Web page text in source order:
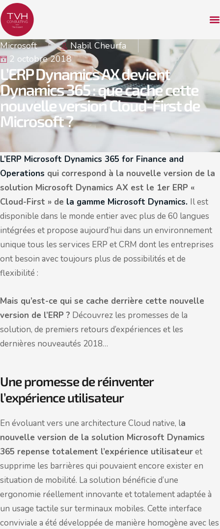
Microsoft
Nabil Cheurfa
2 octobre 2018
L’ERP Dynamics AX devient
Dynamics 365 : que cache cette
nouvelle version Cloud-First de
Microsoft ?
L’ERP Microsoft Dynamics 365 for Finance and
Operations qui correspond à la nouvelle version de la
solution Microsoft Dynamics AX est le 1er ERP «
Cloud-First » de la gamme Microsoft Dynamics. Il est
disponible dans le monde entier avec plus de 60 langues
intégrées et propose aujourd’hui dans un environnement
unique tous les services ERP et CRM dont les entreprises
ont besoin avec toujours plus de possibilités et de
flexibilité :
Mais qu’est-ce qui se cache derrière cette nouvelle
version de l’ERP ? Découvrez les promesses de la
solution, de premiers retours d’expériences et les
dernières nouveautés 2018…
Une promesse de réinventer
l’expérience utilisateur
En évoluant vers une architecture Cloud native, la
nouvelle version de la solution Microsoft Dynamics
365 repense totalement l’expérience utilisateuret
supprime les barrières qui pouvaient encore exister en
situation de mobilité. La solution bénéficie d’une
ergonomie réellement innovante et totalement adaptée à
un usage tactile sur terminaux mobiles. Cette interface
conviviale a été développée de manière homogène avec les